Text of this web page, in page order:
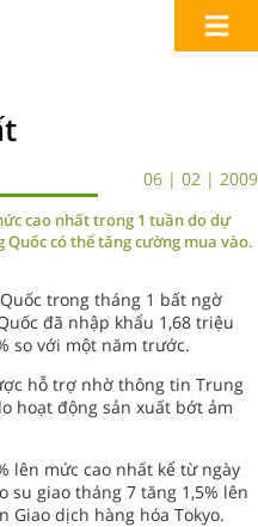
06 | 02 | 2009
cao nhất trong 1 tuần do dự
có thể tăng cường mua vào.
trong tháng 1 bất ngờ
đã nhập khẩu 1,68 triệu
so với một năm trước.
hỗ trợ nhờ thông tin Trung
hoạt động sản xuất bớt ảm
lên mức cao nhất kể từ ngày
su giao tháng 7 tăng 1,5% lên
Giao dịch hàng hóa Tokyo.